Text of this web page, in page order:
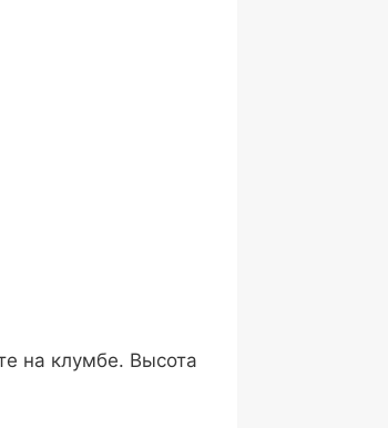
на клумбе. Высота